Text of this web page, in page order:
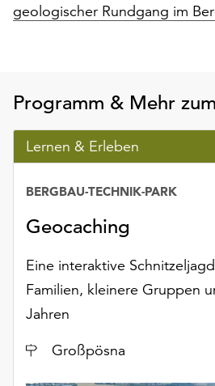
geologischer Rundgang im
Programm & Mehr
Lernen & Erleben
Geocaching
BERGBAU-TECHNIK-PARK
Eine interaktive
Familien, kleinere Gruppen
Jahren
Ort
Großpösna